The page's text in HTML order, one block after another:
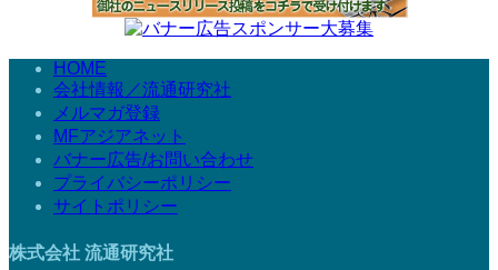
HOME
会社情報／流通研究社
メルマガ登録
MFアジアネット
バナー広告/お問い合わせ
プライバシーポリシー
サイトポリシー
株式会社 流通研究社